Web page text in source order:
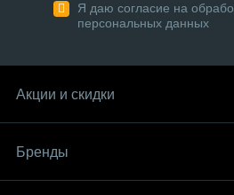
Я даю согласие на
персональных данных
Акции и скидки
Бренды